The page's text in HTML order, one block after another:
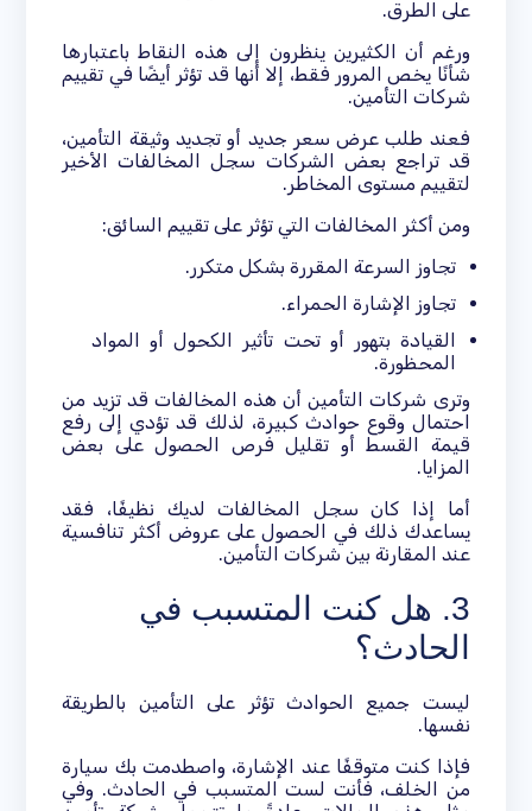
على الطرق.
ورغم أن الكثيرين ينظرون إلى هذه النقاط باعتبارها
شأنًا يخص المرور فقط، إلا أنها قد تؤثر أيضًا في تقييم
شركات التأمين.
فعند طلب عرض سعر جديد أو تجديد وثيقة التأمين،
قد تراجع بعض الشركات سجل المخالفات الأخير
لتقييم مستوى المخاطر.
ومن أكثر المخالفات التي تؤثر على تقييم السائق:
تجاوز السرعة المقررة بشكل متكرر.
تجاوز الإشارة الحمراء.
القيادة بتهور أو تحت تأثير الكحول أو المواد
المحظورة.
وترى شركات التأمين أن هذه المخالفات قد تزيد من
احتمال وقوع حوادث كبيرة، لذلك قد تؤدي إلى رفع
قيمة القسط أو تقليل فرص الحصول على بعض
المزايا.
أما إذا كان سجل المخالفات لديك نظيفًا، فقد
يساعدك ذلك في الحصول على عروض أكثر تنافسية
عند المقارنة بين شركات التأمين.
3. هل كنت المتسبب في
الحادث؟
ليست جميع الحوادث تؤثر على التأمين بالطريقة
نفسها.
فإذا كنت متوقفًا عند الإشارة، واصطدمت بك سيارة
من الخلف، فأنت لست المتسبب في الحادث. وفي